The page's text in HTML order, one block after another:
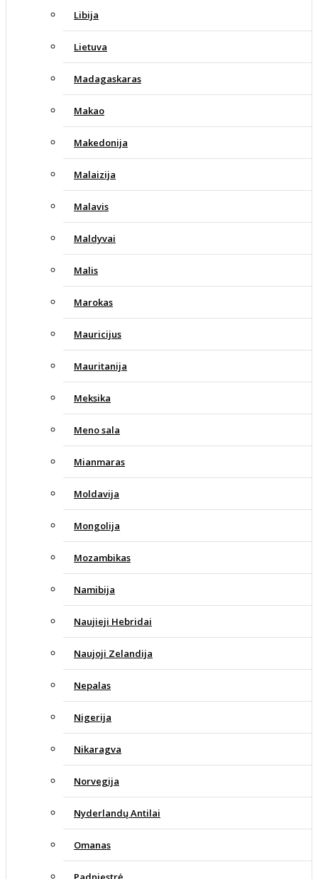
Libija
Lietuva
Madagaskaras
Makao
Makedonija
Malaizija
Malavis
Maldyvai
Malis
Marokas
Mauricijus
Mauritanija
Meksika
Meno sala
Mianmaras
Moldavija
Mongolija
Mozambikas
Namibija
Naujieji Hebridai
Naujoji Zelandija
Nepalas
Nigerija
Nikaragva
Norvegija
Nyderlandų Antilai
Omanas